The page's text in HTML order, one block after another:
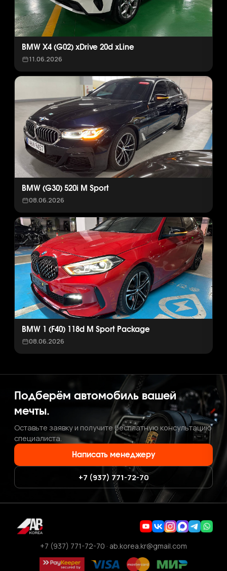
BMW X4 (G02) xDrive 20d xLine
11.06.2026
BMW (G30) 520i M Sport
08.06.2026
BMW 1 (F40) 118d M Sport Package
08.06.2026
Подберём автомобиль вашей
мечты.
Оставьте заявку и получите бесплатную консультацию
специалиста.
Написать менеджеру
+7 (937) 771-72-70
+7 (937) 771-72-70 · ab.korea.kr@gmail.com